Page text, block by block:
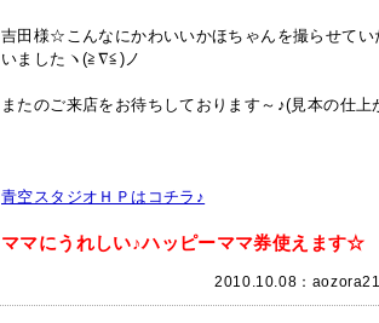
吉田様☆こんなにかわいいかほちゃんを撮らせて
いましたヽ(≧∇≦)ノ
またのご来店をお待ちしております～♪(見本の仕
青空スタジオＨＰはコチラ♪
ママにうれしい♪ハッピーママ券使えます☆
2010.10.08：